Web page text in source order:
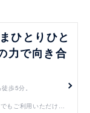
ひとりひと
力で向き合
歩5分。
もご利用いただけま